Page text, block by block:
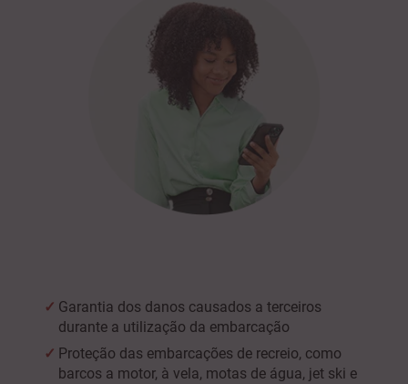
Garantia dos danos causados a terceiros
durante a utilização da embarcação
Proteção das embarcações de recreio, como
barcos a motor, à vela, motas de água, jet ski e